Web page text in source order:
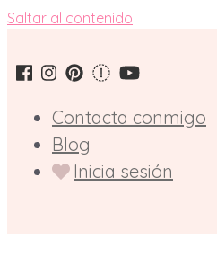
Saltar al contenido
Contacta conmigo
Blog
Inicia sesión